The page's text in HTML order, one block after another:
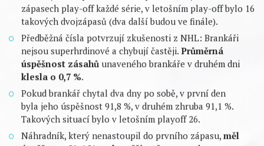
sobě poslední dobou vůbec nesedí. Velmi by mě tedy
překvapilo, kdyby brankáři v extralize byli vůči únavě
imunní.
JAK TO JE? ÚSPĚŠNOST
BRANKÁŘŮ VE DRUHÉM
ZÁPASE VE DVOU DNECH